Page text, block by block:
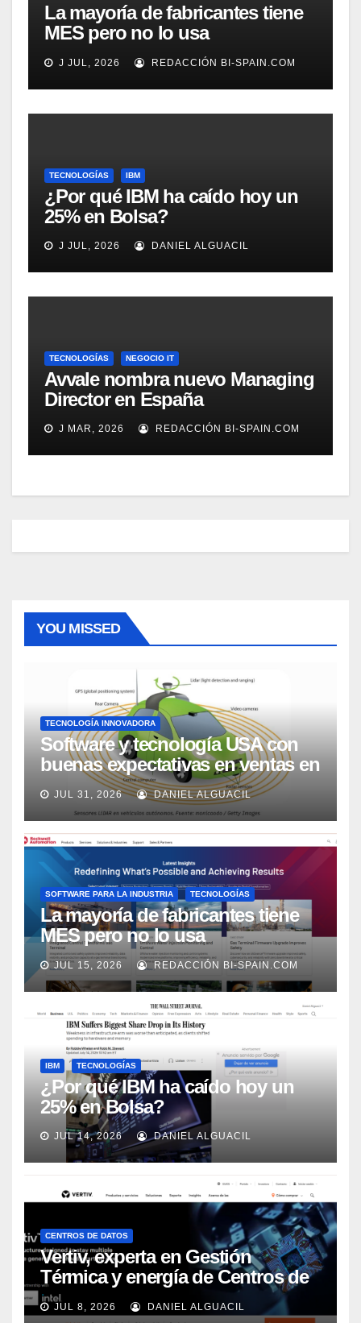
La mayoría de fabricantes tiene
MES pero no lo usa
adecuadamente, según
Rockwell Automation
J JUL, 2026 REDACCIÓN BI-SPAIN.COM
TECNOLOGÍAS IBM
¿Por qué IBM ha caído hoy un
25% en Bolsa?
J JUL, 2026 DANIEL ALGUACIL
TECNOLOGÍAS NEGOCIO IT
Avvale nombra nuevo Managing
Director en España
J MAR, 2026 REDACCIÓN BI-SPAIN.COM
YOU MISSED
TECNOLOGÍA INNOVADORA
Software y tecnología USA con
buenas expectativas en ventas en
los próximos 2 años, según
Market Watch
JUL 31, 2026 DANIEL ALGUACIL
SOFTWARE PARA LA INDUSTRIA TECNOLOGÍAS
La mayoría de fabricantes tiene
MES pero no lo usa
adecuadamente, según Rockwell
Automation
JUL 15, 2026 REDACCIÓN BI-SPAIN.COM
IBM TECNOLOGÍAS
¿Por qué IBM ha caído hoy un
25% en Bolsa?
JUL 14, 2026 DANIEL ALGUACIL
CENTROS DE DATOS
Vertiv, experta en Gestión
Térmica y energía de Centros de
Datos, sigue su crecimiento
imparable
JUL 8, 2026 DANIEL ALGUACIL